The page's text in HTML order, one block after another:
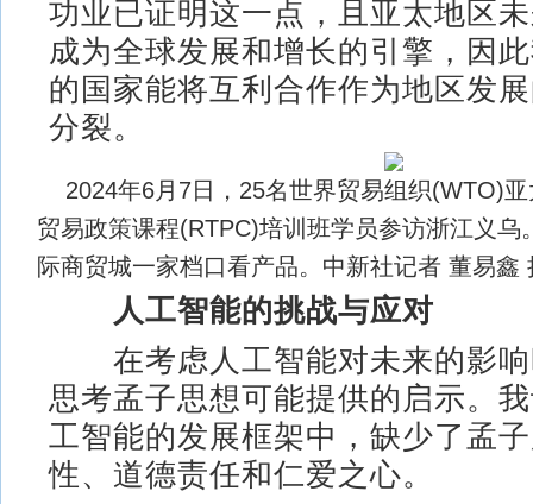
功业已证明这一点，且亚太地区
成为全球发展和增长的引擎，因
的国家能将互利合作作为地区发
分裂。
2024年6月7日，25名世界贸易组织(WTO)
贸易政策课程(RTPC)培训班学员参访浙江义乌
际商贸城一家档口看产品。中新社记者 董易
人工智能的挑战与应对
在考虑人工智能对未来的影响
思考孟子思想可能提供的启示。
工智能的发展框架中，缺少了孟
性、道德责任和仁爱之心。